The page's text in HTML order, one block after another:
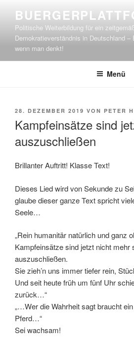
springenPolitische Weiterbildung für ein
Demokratieverständnis in Deutschland
wenn man denkt!
Menü
VERÖFFENTLICHT
28. DEZEMBER 2019 VON PETER
Kampfeinsätze sind
auszuschließen
Brillanter Auftritt! Klasse Text!
Dieses Lied wird von Sekunde zu
glaube dieser ganze Text spricht
Seele…
„Rein humanitär natürlich und ganz
Kampfeinsätze sind jetzt nicht mehr
auszuschließen.
Sie zieh’n uns immer tiefer rein,
Und seit heute früh um fünf Uhr
zurück…“
„…Wer die Wahrheit sagt braucht
Pferd…“
Sei wachsam!